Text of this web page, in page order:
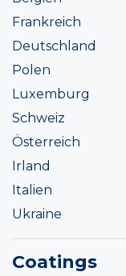
Frankreich
Deutschland
Polen
Luxemburg
Schweiz
Österreich
Irland
Italien
Ukraine
Coatings